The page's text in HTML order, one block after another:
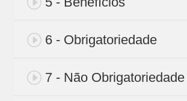
6 - Obrigatoriedade
7 - Não